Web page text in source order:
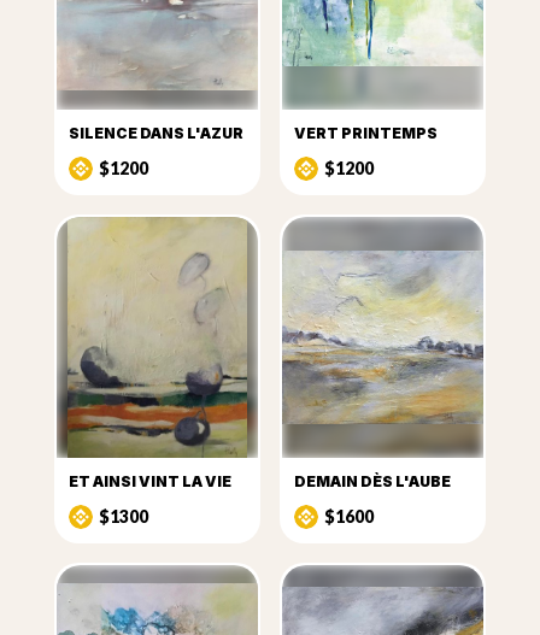
SILENCE DANS L'AZUR
$1200
VERT PRINTEMPS
$1200
ET AINSI VINT LA VIE
$1300
DEMAIN DÈS L'AUBE
$1600